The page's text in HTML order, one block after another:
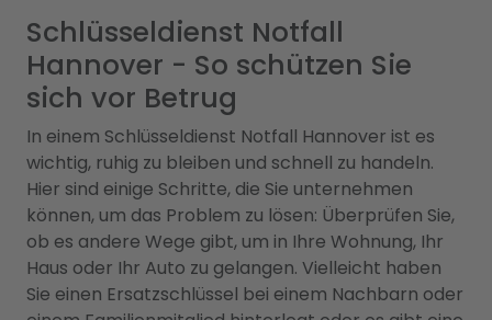
Schlüsseldienst Notfall
Hannover - So schützen Sie
sich vor Betrug
In einem Schlüsseldienst Notfall Hannover ist es
wichtig, ruhig zu bleiben und schnell zu handeln.
Hier sind einige Schritte, die Sie unternehmen
können, um das Problem zu lösen: Überprüfen Sie,
ob es andere Wege gibt, um in Ihre Wohnung, Ihr
Haus oder Ihr Auto zu gelangen. Vielleicht haben
Sie einen Ersatzschlüssel bei einem Nachbarn oder